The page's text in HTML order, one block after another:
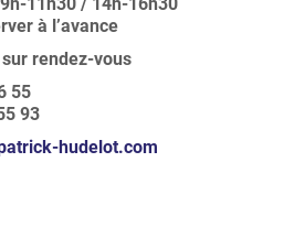
à l’avance
rendez-vous
55
93
hudelot.com